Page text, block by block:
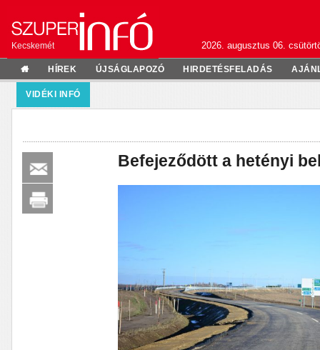
Kecskemét 2026. augusztus 06.
HÍREK ÚJSÁGLAPOZÓ HIRDETÉSFELADÁS
VIDÉKI INFÓ
Befejeződött a hetényi